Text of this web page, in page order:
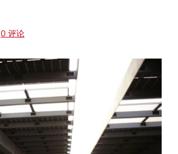
0 评论